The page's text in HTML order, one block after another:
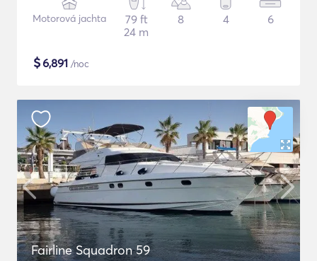
Motorová jachta
79 ft
24 m
8 4 6
$6,891 /noc
Fairline Squadron 59